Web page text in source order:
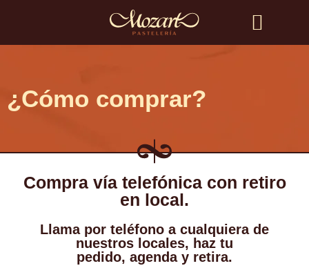
¿Cómo comprar?
Compra vía telefónica con retiro
en local.
Llama por teléfono a cualquiera de
nuestros locales, haz tu
pedido, agenda y retira.